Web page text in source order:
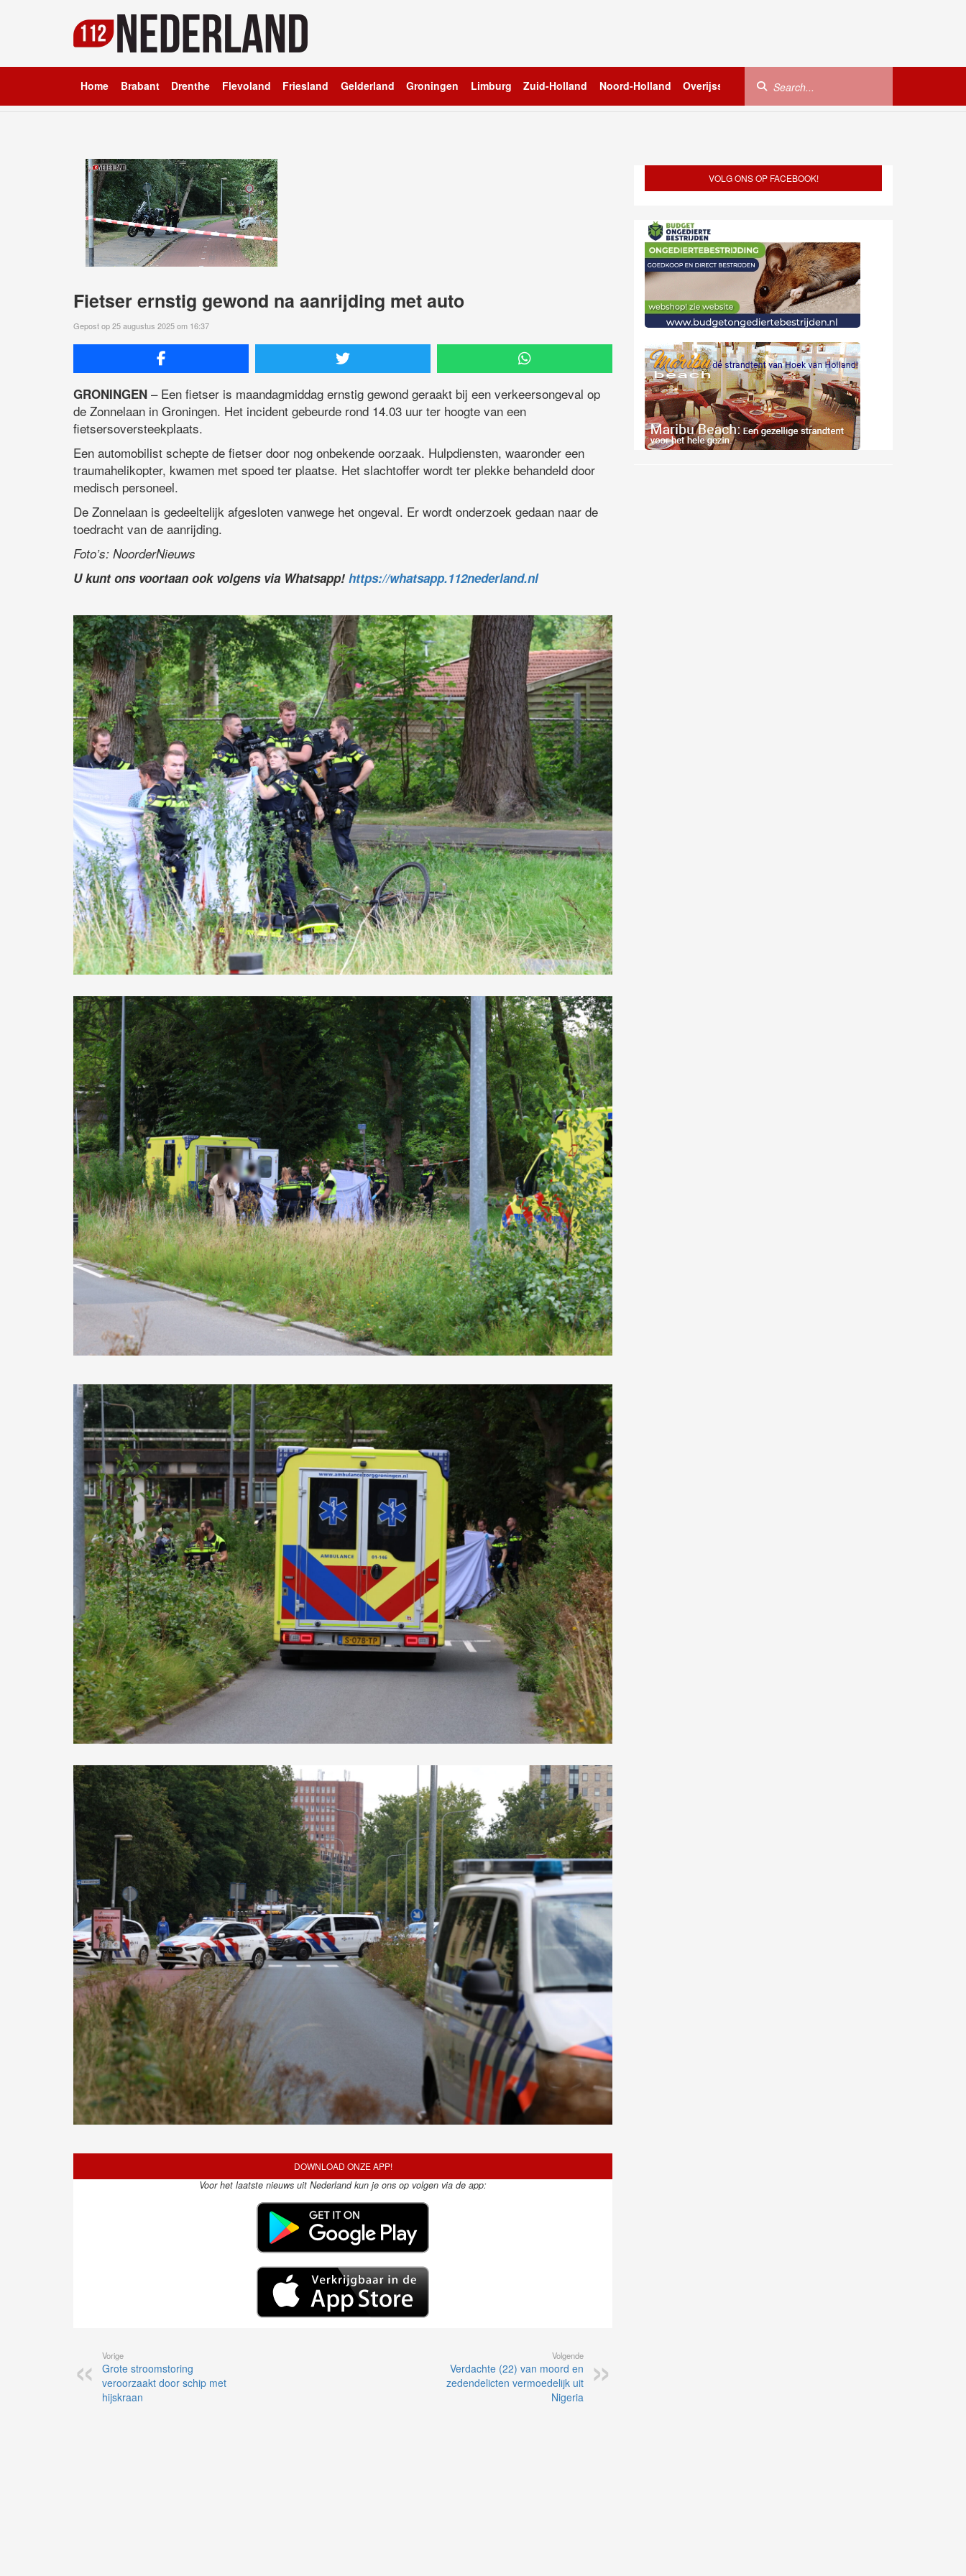
Home Brabant Drenthe Flevoland Friesland Gelderland Groningen Limburg Zuid-Holland Noord-Holland Overijssel Utrecht Zeeland
Fietser ernstig gewond na aanrijding met auto
Gepost op 25 augustus 2025 om 16:37
GRONINGEN – Een fietser is maandagmiddag ernstig gewond geraakt bij een verkeersongeval op
de Zonnelaan in Groningen. Het incident gebeurde rond 14.03 uur ter hoogte van een
fietsersoversteekplaats.
Een automobilist schepte de fietser door nog onbekende oorzaak. Hulpdiensten, waaronder een
traumahelikopter, kwamen met spoed ter plaatse. Het slachtoffer wordt ter plekke behandeld door
medisch personeel.
De Zonnelaan is gedeeltelijk afgesloten vanwege het ongeval. Er wordt onderzoek gedaan naar de
toedracht van de aanrijding.
Foto’s: NoorderNieuws
U kunt ons voortaan ook volgens via Whatsapp! https://whatsapp.112nederland.nl
DOWNLOAD ONZE APP!
Voor het laatste nieuws uit Nederland kun je ons op volgen via de app:
Vorige
Grote stroomstoring
veroorzaakt door schip met
hijskraan
Volgende
Verdachte (22) van moord en
zedendelicten vermoedelijk uit
Nigeria
VOLG ONS OP FACEBOOK!